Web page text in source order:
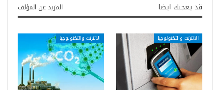
قد يعجبك ايضا المزيد عن المؤلف
الانترنت والتكنولوجيا الانترنت والتكنولوجيا